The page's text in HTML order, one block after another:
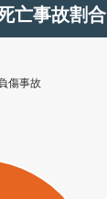
亡事故割合